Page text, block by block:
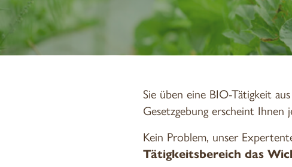
Sie üben eine BIO-Tätigkeit
Gesetzgebung erscheint Ihnen
Kein Problem, unser
Tätigkeitsbereich das